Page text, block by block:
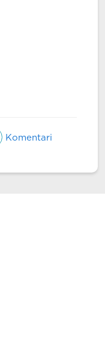
Komentari